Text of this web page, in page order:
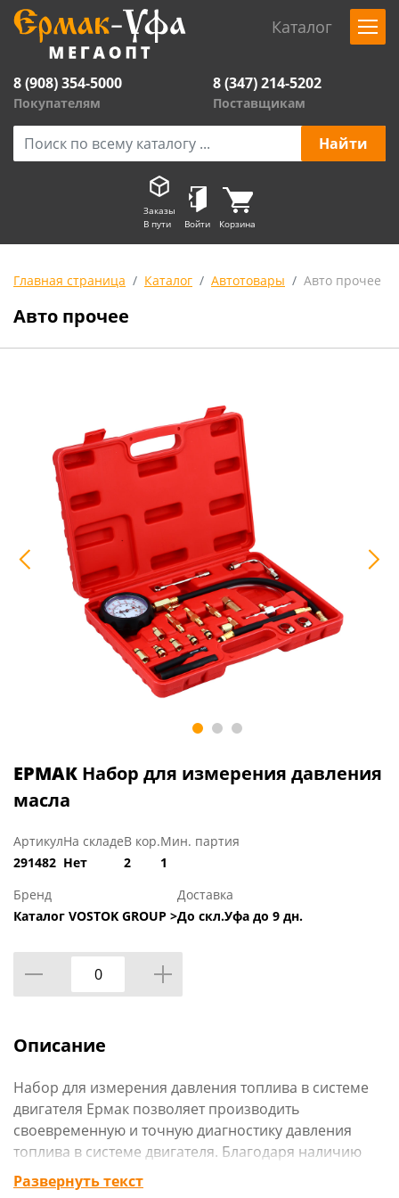
Каталог
8 (908) 354-5000
Покупателям
8 (347) 214-5202
Поставщикам
Заказы
В пути
Войти Корзина
Главная страница Каталог Автотовары Авто прочее
Авто прочее
ЕРМАК Набор для измерения давления
масла
Артикул
291482
На складе
Нет
В кор.
2
Мин. партия
1
Бренд
Каталог VOSTOK GROUP >
Доставка
До скл.Уфа до 9 дн.
Описание
Набор для измерения давления топлива в системе
двигателя Ермак позволяет производить
своевременную и точную диагностику давления
топлива в системе двигателя. Благодаря наличию
различных переходников инструмент совместим с
Развернуть текст